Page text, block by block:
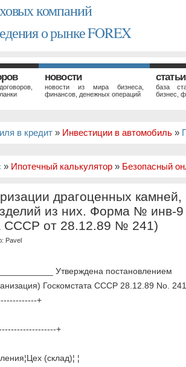
компаний
о рынке FOREX
новости
новости из мира бизнеса,
финансов, денежных операций
статьи
база
бизнес,
в кредит » Инвестиции в автомобиль »
» Ипотечный калькулятор » Безопасный
драгоценных
из них. Форма № инв-9
СССР от 28.12.89 № 241)
Pavel
Утверждена постановлением
Госкомстата СССР 28.12.89 No. 241
+
+
(склад)¦ ¦